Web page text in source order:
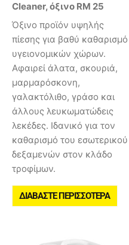
Cleaner, όξινο RM 25
Όξινο προϊόν υψηλής
πίεσης για βαθύ καθαρισμό
υγειονομικών χώρων.
Αφαιρεί άλατα, σκουριά,
μαρμαρόσκονη,
γαλακτόλιθο, γράσο και
άλλους λευκωματώδεις
λεκέδες. Ιδανικό για τον
καθαρισμό του εσωτερικού
δεξαμενών στον κλάδο
τροφίμων.
ΔΙΑΒΆΣΤΕ ΠΕΡΙΣΣΌΤΕΡΑ